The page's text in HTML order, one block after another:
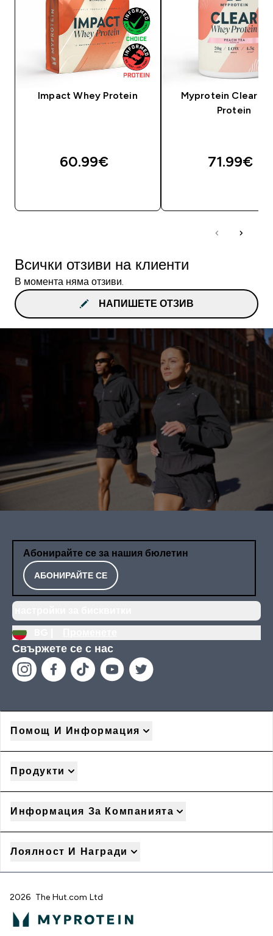
Impact Whey Protein
60.99€‎
Myprotein Clear
Protein
71.99€‎
Всички отзиви на клиенти
В момента няма отзиви.
НАПИШЕТЕ ОТЗИВ
Абонирайте се за нашия бюлетин
АБОНИРАЙТЕ СЕ
Свържете се с нас
Помощ И Информация
Продукти
Информация За Компанията
Лоялност И Награди
2026 The Hut.com Ltd